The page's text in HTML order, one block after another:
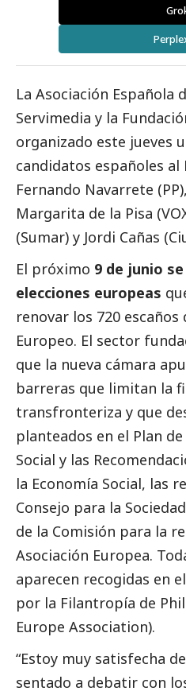
La Asociación Española
Servimedia y la
organizado este jueves
candidatos españoles
Fernando Navarrete
Margarita de la Pisa
(Sumar) y Jordi Cañas
El próximo 9 de junio
elecciones europeas
renovar los 720
Europeo. El sector
que la nueva cámara
barreras que limitan la
transfronteriza y que
planteados en el Plan
Social y las
la Economía Social, las
Consejo para la
de la Comisión para la
Asociación Europea.
aparecen recogidas en el
por la Filantropía de
Europe Association).
“Estoy muy satisfecha
sentado a debatir con